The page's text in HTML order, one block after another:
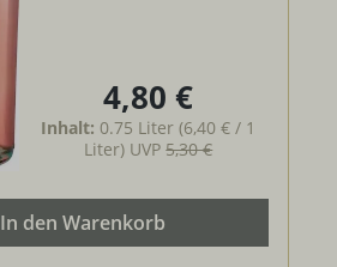
Regulärer Preis:
4,80 €
Inhalt: 0.75 Liter(6,40 € / 1
Liter) UVP5,30 €
In den Warenkorb